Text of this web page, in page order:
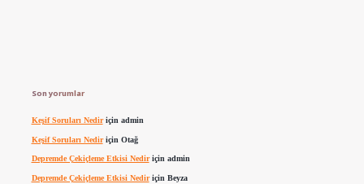
Son yorumlar
Keşif Soruları Nediriçin admin
Keşif Soruları Nediriçin Otağ
Depremde Çekiçleme Etkisi Nediriçin admin
Depremde Çekiçleme Etkisi Nediriçin Beyza